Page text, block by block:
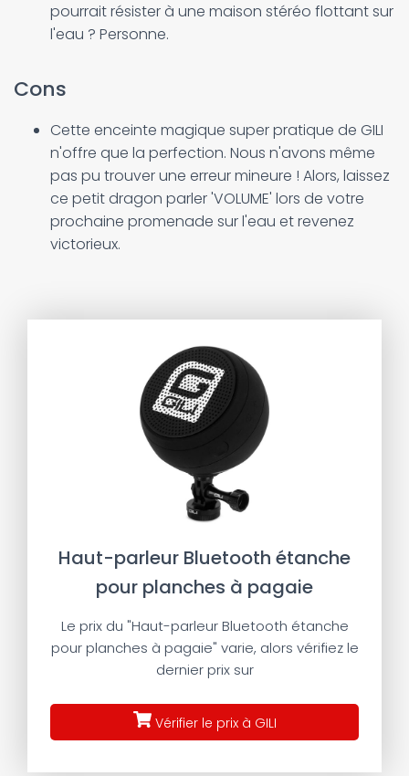
pourrait résister à une maison stéréo flottant sur
l'eau ? Personne.
Cons
Cette enceinte magique super pratique de GILI
n'offre que la perfection. Nous n'avons même
pas pu trouver une erreur mineure ! Alors, laissez
ce petit dragon parler 'VOLUME' lors de votre
prochaine promenade sur l'eau et revenez
victorieux.
Haut-parleur Bluetooth étanche
pour planches à pagaie
Le prix du "Haut-parleur Bluetooth étanche
pour planches à pagaie" varie, alors vérifiez le
dernier prix sur
Vérifier le prix à GILI